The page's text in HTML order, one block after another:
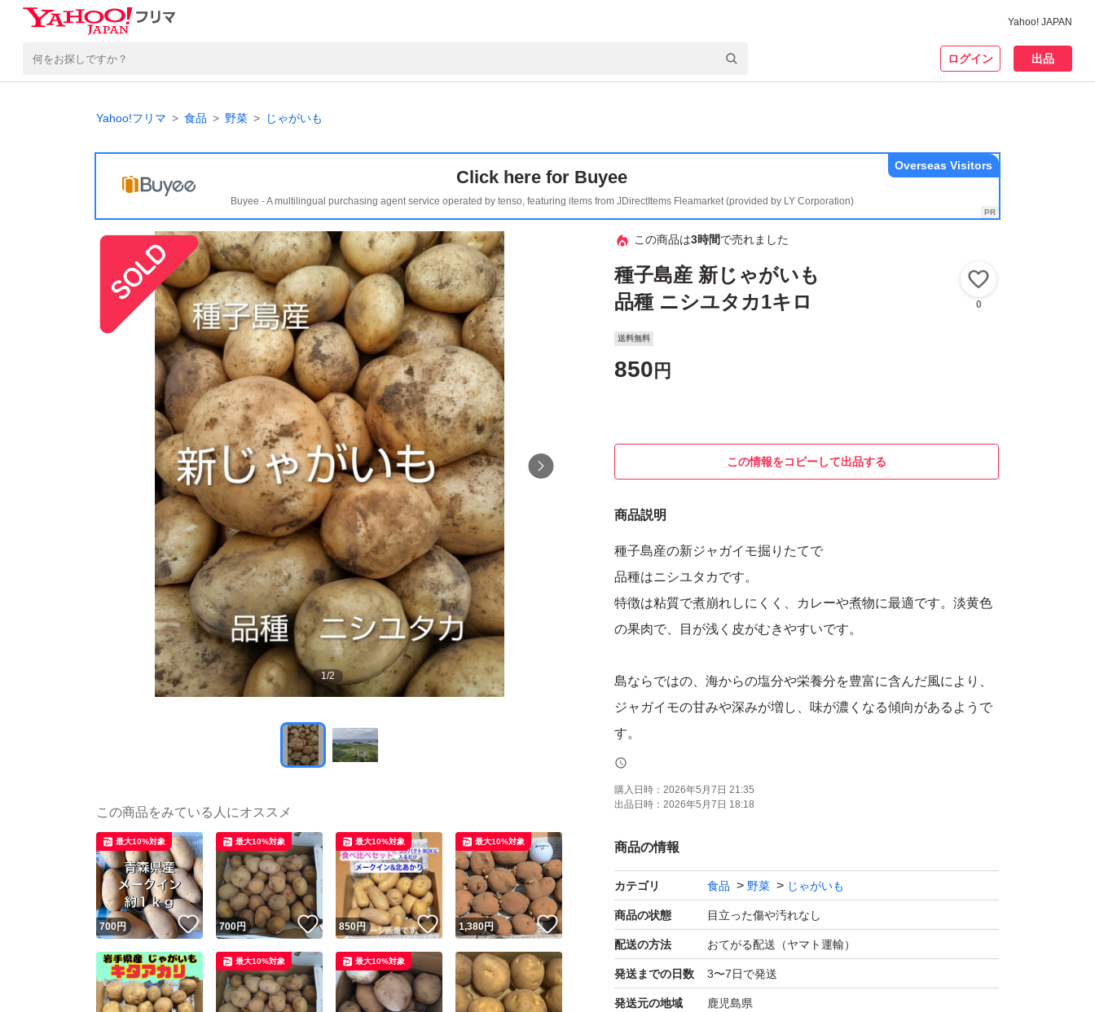
Yahoo! JAPAN
ログイン 出品
Yahoo!フリマ 食品 野菜 じゃがいも
Click here for Buyee
Buyee - A multilingual purchasing agent service operated by tenso, featuring items from JDirectItems Fleamarket (provided by LY Corporation)
Overseas Visitors
1/2
この商品は3時間で売れました
種子島産 新じゃがいも
品種 ニシユタカ1キロ
0
送料無料
850 円
この情報をコピーして出品する
商品説明
種子島産の新ジャガイモ掘りたてで
品種はニシユタカです。
特徴は粘質で煮崩れしにくく、カレーや煮物に最適です。淡黄色
の果肉で、目が浅く皮がむきやすいです。
島ならではの、海からの塩分や栄養分を豊富に含んだ風により、
ジャガイモの甘みや深みが増し、味が濃くなる傾向があるようで
す。
そんなミネラル豊富なジャガイモを
一度試してはいかがでしょうか！(^^)
保存方法については地域差があるので、グーグルなどで検索して
ちなみに私は、玄米用の紙袋に入れ
流し台の下の収納棚で保存しています。昨年は約2カ月は保ちま
したd(^^)
購入日時： 2026年5月7日 21:35
出品日時： 2026年5月7日 18:18
商品の情報
カテゴリ 食品 野菜 じゃがいも
商品の状態 目立った傷や汚れなし
配送の方法 おてがる配送（ヤマト運輸）
発送までの日数 3〜7日で発送
発送元の地域 鹿児島県
この商品をみている人にオススメ
700円 いいね！
最大10%対象
700円 いいね！
最大10%対象
850円 いいね！
最大10%対象
1,380円 いいね！
最大10%対象
最大10%対象 最大10%対象